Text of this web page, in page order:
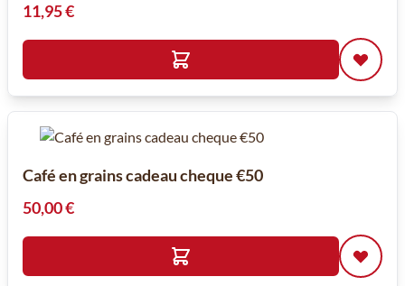
11,95 €
Café en grains cadeau cheque €50
50,00 €